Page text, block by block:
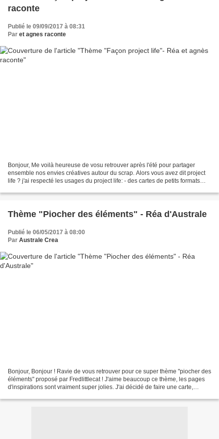
raconte
Publié le 09/09/2017 à 08:31
Par et agnes raconte
Bonjour, Me voilà heureuse de vosu retrouver après l'été pour partager
ensemble nos envies créatives autour du scrap. Alors vous avez dit project
life ? j'ai respecté les usages du project life: - des cartes de petits formats
Thème "Piocher des éléments" - Réa d'Australe
Publié le 06/05/2017 à 08:00
Par Australe Crea
Bonjour, Bonjour ! Ravie de vous retrouver pour ce super thème "piocher des
éléments" proposé par Fredlittlecat ! J'aime beaucoup ce thème, les pages
d'inspirations sont vraiment super jolies. J'ai décidé de faire une carte,